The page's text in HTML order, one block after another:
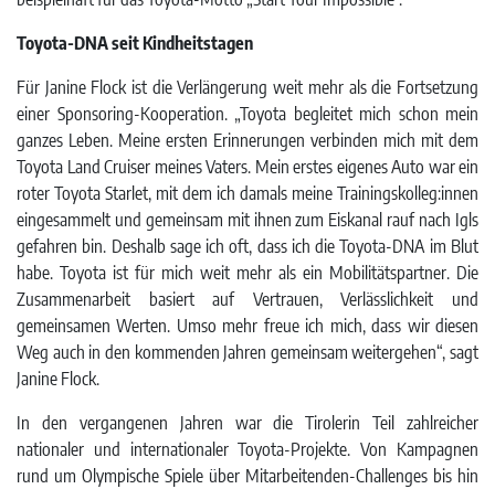
Toyota-DNA seit Kindheitstagen
Für Janine Flock ist die Verlängerung weit mehr als die Fortsetzung
einer Sponsoring-Kooperation. „Toyota begleitet mich schon mein
ganzes Leben. Meine ersten Erinnerungen verbinden mich mit dem
Toyota Land Cruiser meines Vaters. Mein erstes eigenes Auto war ein
roter Toyota Starlet, mit dem ich damals meine Trainingskolleg:innen
eingesammelt und gemeinsam mit ihnen zum Eiskanal rauf nach Igls
gefahren bin. Deshalb sage ich oft, dass ich die Toyota-DNA im Blut
habe. Toyota ist für mich weit mehr als ein Mobilitätspartner. Die
Zusammenarbeit basiert auf Vertrauen, Verlässlichkeit und
gemeinsamen Werten. Umso mehr freue ich mich, dass wir diesen
Weg auch in den kommenden Jahren gemeinsam weitergehen“, sagt
Janine Flock.
In den vergangenen Jahren war die Tirolerin Teil zahlreicher
nationaler und internationaler Toyota-Projekte. Von Kampagnen
rund um Olympische Spiele über Mitarbeitenden-Challenges bis hin